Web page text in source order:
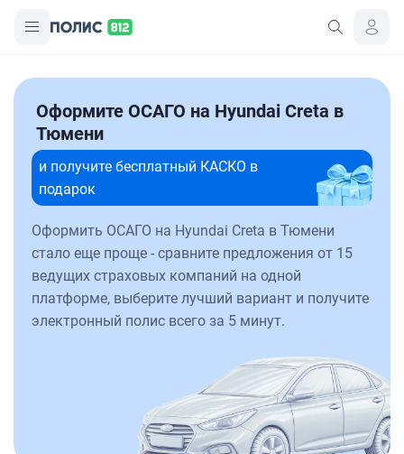
Оформите ОСАГО на Hyundai Creta в
Тюмени
и получите бесплатный КАСКО в
подарок
Оформить ОСАГО на Hyundai Creta в Тюмени
стало еще проще - сравните предложения от 15
ведущих страховых компаний на одной
платформе, выберите лучший вариант и получите
электронный полис всего за 5 минут.